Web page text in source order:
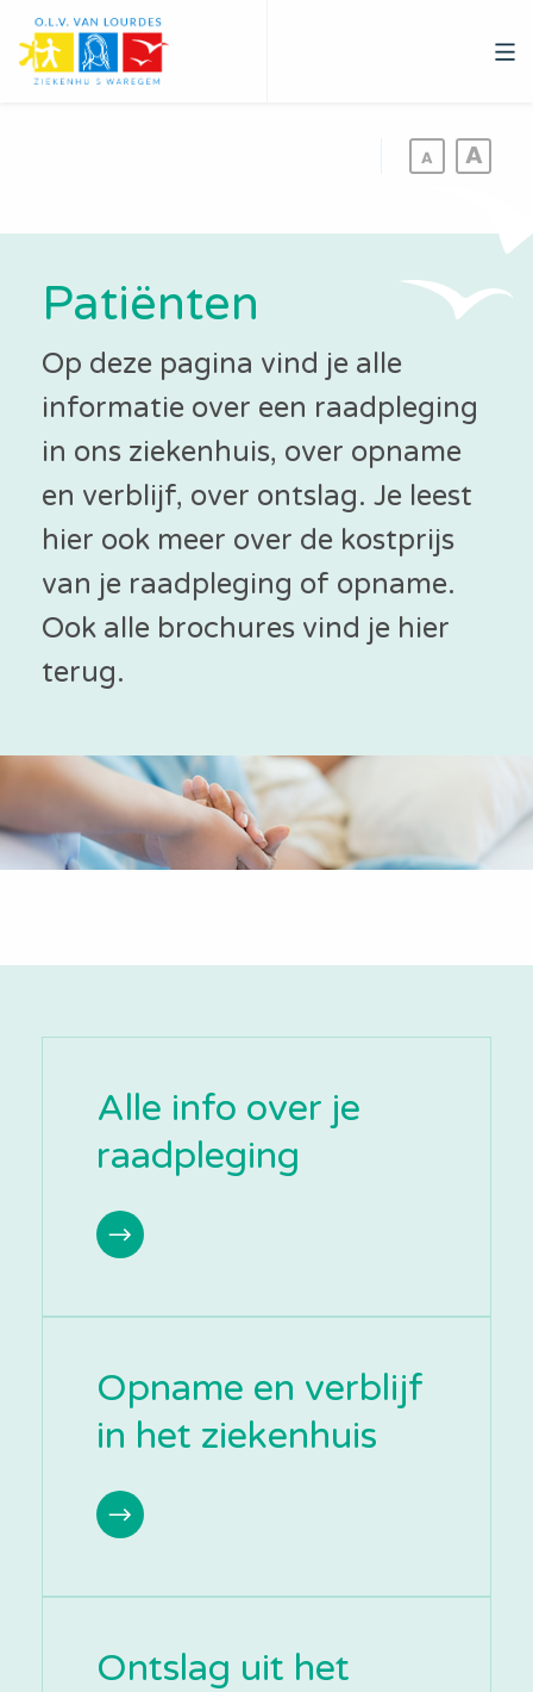
Overslaan
en
naar
Patiënten
Op deze pagina vind je alle
informatie over een raadpleging
in ons ziekenhuis, over opname
en verblijf, over ontslag. Je leest
hier ook meer over de kostprijs
van je raadpleging of opname.
Ook alle brochures vind je hier
terug.
Alle info over je
raadpleging
Opname en verblijf
in het ziekenhuis
Ontslag uit het